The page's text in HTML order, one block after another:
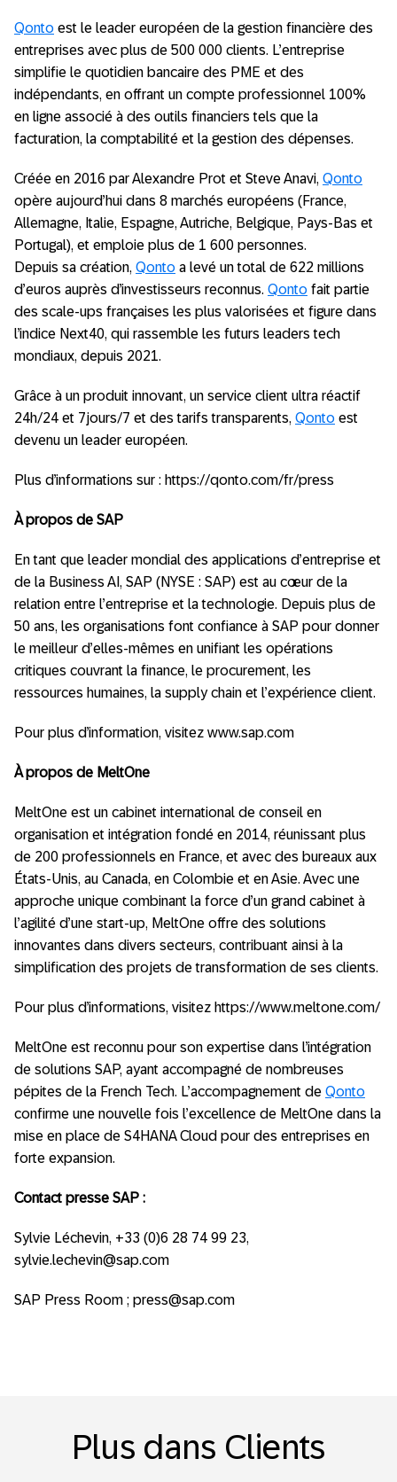
Qonto est le leader européen de la gestion financière des
entreprises avec plus de 500 000 clients. L’entreprise
simplifie le quotidien bancaire des PME et des
indépendants, en offrant un compte professionnel 100%
en ligne associé à des outils financiers tels que la
facturation, la comptabilité et la gestion des dépenses.
Créée en 2016 par Alexandre Prot et Steve Anavi, Qonto
opère aujourd’hui dans 8 marchés européens (France,
Allemagne, Italie, Espagne, Autriche, Belgique, Pays-Bas et
Portugal), et emploie plus de 1 600 personnes.
Depuis sa création, Qonto a levé un total de 622 millions
d’euros auprès d’investisseurs reconnus. Qonto fait partie
des scale-ups françaises les plus valorisées et figure dans
l’indice Next40, qui rassemble les futurs leaders tech
mondiaux, depuis 2021.
Grâce à un produit innovant, un service client ultra réactif
24h/24 et 7jours/7 et des tarifs transparents, Qonto est
devenu un leader européen.
Plus d’informations sur : https://qonto.com/fr/press
À propos de SAP
En tant que leader mondial des applications d’entreprise et
de la Business AI, SAP (NYSE : SAP) est au cœur de la
relation entre l’entreprise et la technologie. Depuis plus de
50 ans, les organisations font confiance à SAP pour donner
le meilleur d’elles-mêmes en unifiant les opérations
critiques couvrant la finance, le procurement, les
ressources humaines, la supply chain et l’expérience client.
Pour plus d’information, visitez www.sap.com
À propos de MeltOne
MeltOne est un cabinet international de conseil en
organisation et intégration fondé en 2014, réunissant plus
de 200 professionnels en France, et avec des bureaux aux
États-Unis, au Canada, en Colombie et en Asie. Avec une
approche unique combinant la force d’un grand cabinet à
l’agilité d’une start-up, MeltOne offre des solutions
innovantes dans divers secteurs, contribuant ainsi à la
simplification des projets de transformation de ses clients.
Pour plus d’informations, visitez https://www.meltone.com/
MeltOne est reconnu pour son expertise dans l’intégration
de solutions SAP, ayant accompagné de nombreuses
pépites de la French Tech. L’accompagnement de Qonto
confirme une nouvelle fois l’excellence de MeltOne dans la
mise en place de S4HANA Cloud pour des entreprises en
forte expansion.
Contact presse SAP :
Sylvie Léchevin, +33 (0)6 28 74 99 23,
sylvie.lechevin@sap.com
SAP Press Room ; press@sap.com
Plus dans Clients